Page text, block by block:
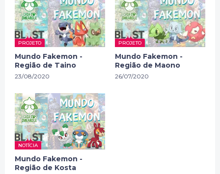
PROJETO
Mundo Fakemon -
Região de Taino
23/08/2020
PROJETO
Mundo Fakemon -
Região de Maono
26/07/2020
NOTÍCIA
Mundo Fakemon -
Região de Kosta